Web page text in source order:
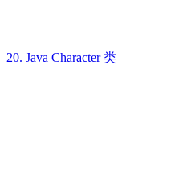
20. Java Character 类